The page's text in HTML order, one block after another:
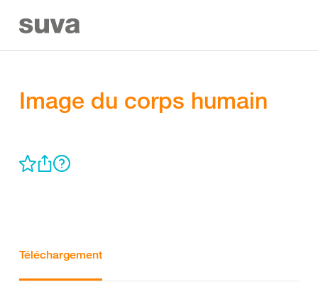
Image du corps humain
Téléchargement